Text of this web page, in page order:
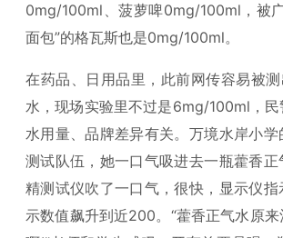
0mg/100ml、菠萝啤0mg/100ml，被
面包”的格瓦斯也是0mg/100ml。
在药品、日用品里，此前网传容易被测
水，现场实验里不过是6mg/100ml，民
水用量、品牌差异有关。万境水岸小学
测试队伍，她一口气吸进去一瓶藿香
精测试仪吹了一口气，很快，显示仪指
示数值飙升到近200。“藿香正气水原